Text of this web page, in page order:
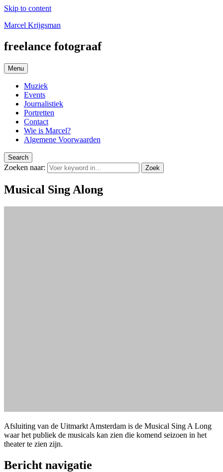
Skip to content
Marcel Krijgsman
freelance fotograaf
Menu
Muziek
Events
Journalistiek
Portretten
Contact
Wie is Marcel?
Algemene Voorwaarden
Search
Zoeken naar: Zoek
Musical Sing Along
Afsluiting van de Uitmarkt Amsterdam is de Musical Sing A Long
waar het publiek de musicals kan zien die komend seizoen in het
theater te zien zijn.
Bericht navigatie